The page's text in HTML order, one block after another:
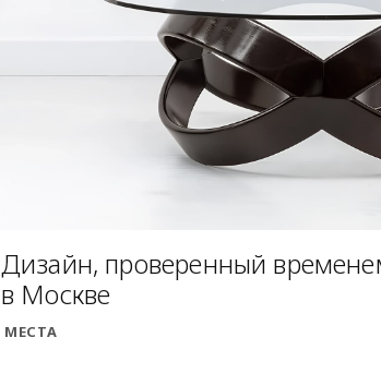
Дизайн, проверенный
в Москве
МЕСТА